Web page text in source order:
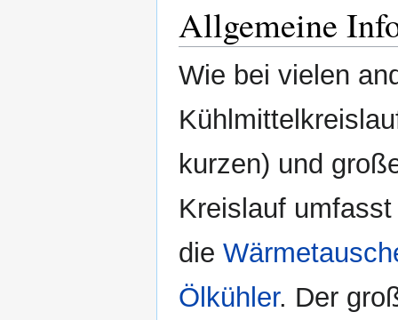
Allgemeine
Wie bei vielen
kurzen) und
Kreislauf
die
Ölkühler. Der